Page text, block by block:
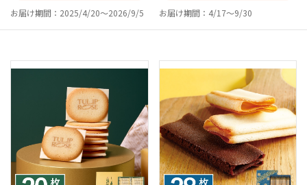
お届け期間：2025/4/20～2026/9/5 お届け期間：4/17～9/30